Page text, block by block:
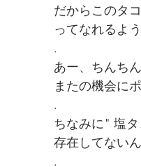
だからこのタ
ってなれるよう
.
あー、ちんち
またの機会に
.
ちなみに" 塩
存在してない
.